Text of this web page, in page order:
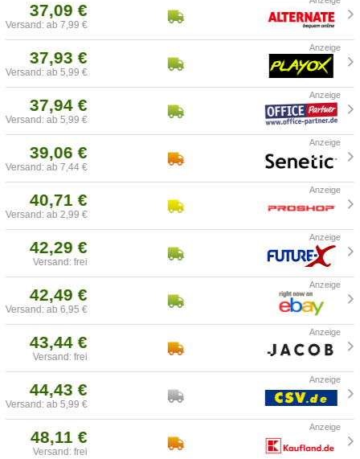
37,09 €
Versand: ab 7,99 €
37,93 €
Versand: ab 5,99 €
37,94 €
Versand: ab 5,99 €
39,06 €
Versand: ab 7,44 €
40,71 €
Versand: ab 2,99 €
42,29 €
Versand: frei
42,49 €
Versand: ab 6,95 €
43,44 €
Versand: frei
44,43 €
Versand: ab 5,99 €
48,11 €
Versand: frei